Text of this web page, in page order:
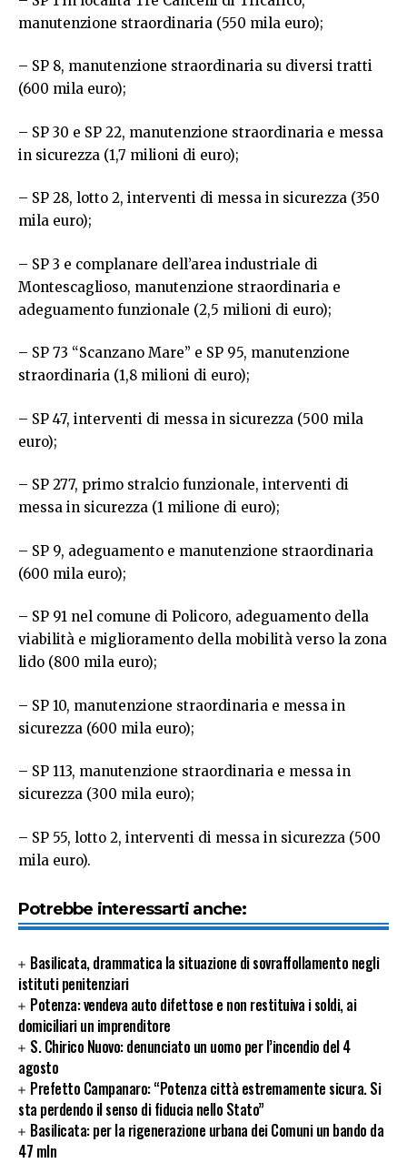
manutenzione straordinaria (550 mila euro);
– SP 8, manutenzione straordinaria su diversi tratti
(600 mila euro);
– SP 30 e SP 22, manutenzione straordinaria e messa
in sicurezza (1,7 milioni di euro);
– SP 28, lotto 2, interventi di messa in sicurezza (350
mila euro);
– SP 3 e complanare dell’area industriale di
Montescaglioso, manutenzione straordinaria e
adeguamento funzionale (2,5 milioni di euro);
– SP 73 “Scanzano Mare” e SP 95, manutenzione
straordinaria (1,8 milioni di euro);
– SP 47, interventi di messa in sicurezza (500 mila
euro);
– SP 277, primo stralcio funzionale, interventi di
messa in sicurezza (1 milione di euro);
– SP 9, adeguamento e manutenzione straordinaria
(600 mila euro);
– SP 91 nel comune di Policoro, adeguamento della
viabilità e miglioramento della mobilità verso la zona
lido (800 mila euro);
– SP 10, manutenzione straordinaria e messa in
sicurezza (600 mila euro);
– SP 113, manutenzione straordinaria e messa in
sicurezza (300 mila euro);
– SP 55, lotto 2, interventi di messa in sicurezza (500
mila euro).
Potrebbe interessarti anche:
Basilicata, drammatica la situazione di sovraffollamento negli
istituti penitenziari
Potenza: vendeva auto difettose e non restituiva i soldi, ai
domiciliari un imprenditore
S. Chirico Nuovo: denunciato un uomo per l’incendio del 4
agosto
Prefetto Campanaro: “Potenza città estremamente sicura. Si
sta perdendo il senso di fiducia nello Stato”
Basilicata: per la rigenerazione urbana dei Comuni un bando da
47 mln